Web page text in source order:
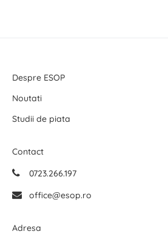
Despre ESOP
Noutati
Studii de piata
Contact
0723.266.197
office@esop.ro
Adresa